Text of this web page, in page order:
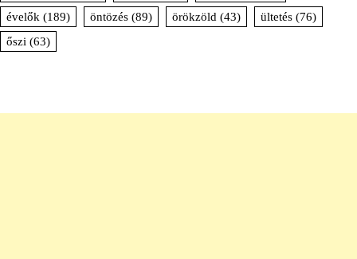
évelők (189) öntözés (89) örökzöld (43) ültetés (76)
őszi (63)